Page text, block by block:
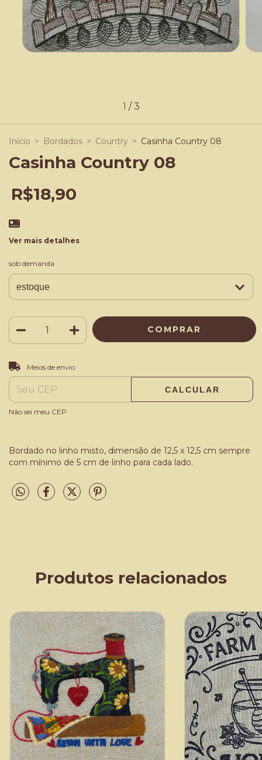
1 / 3
Início > Bordados > Country > Casinha Country 08
Casinha Country 08
R$18,90
Ver mais detalhes
sob demanda
Entregas para o CEP:
Meios de envio
CALCULAR
Não sei meu CEP
Bordado no linho misto, dimensão de 12,5 x 12,5 cm sempre
com mínimo de 5 cm de linho para cada lado.
Produtos relacionados